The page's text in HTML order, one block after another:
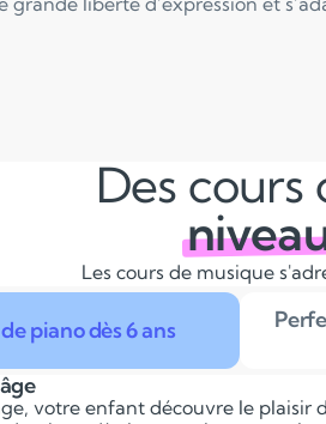
Des cours
Les cours de musique
piano dès 6 ans
votre enfant découvre le plaisir